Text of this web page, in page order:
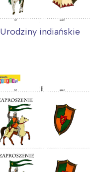
Urodziny indiańskie